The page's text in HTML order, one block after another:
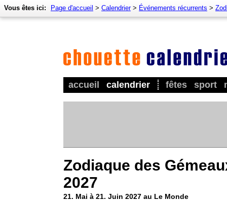
accueil calendrier fêtes sport
Vous êtes ici: Page d'accueil > Calendrier> Événements récurrents >
Zodiaque des
2027
21. Mai à 21. Juin 2027 au Le Monde